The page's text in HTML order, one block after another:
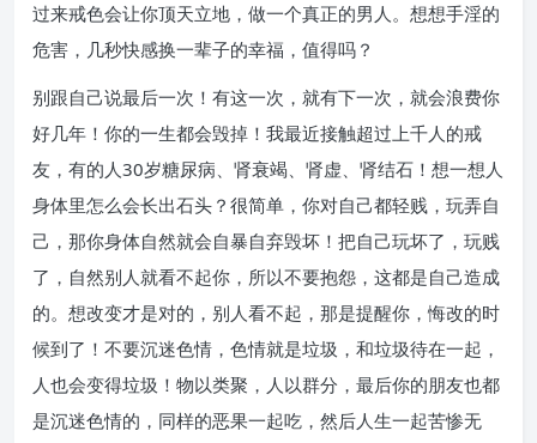
过来戒色会让你顶天立地，做一个真正的男人。想想手淫的
危害，几秒快感换一辈子的幸福，值得吗？
别跟自己说最后一次！有这一次，就有下一次，就会浪费你
好几年！你的一生都会毁掉！我最近接触超过上千人的戒
友，有的人30岁糖尿病、肾衰竭、肾虚、肾结石！想一想人
身体里怎么会长出石头？很简单，你对自己都轻贱，玩弄自
己，那你身体自然就会自暴自弃毁坏！把自己玩坏了，玩贱
了，自然别人就看不起你，所以不要抱怨，这都是自己造成
的。想改变才是对的，别人看不起，那是提醒你，悔改的时
候到了！不要沉迷色情，色情就是垃圾，和垃圾待在一起，
人也会变得垃圾！物以类聚，人以群分，最后你的朋友也都
是沉迷色情的，同样的恶果一起吃，然后人生一起苦惨无